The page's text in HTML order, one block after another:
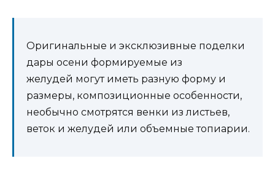
Оригинальные и эксклюзивные поделки
дары осени формируемые из
желудей могут иметь разную форму и
размеры, композиционные особенности,
необычно смотрятся венки из листьев,
веток и желудей или объемные топиарии.